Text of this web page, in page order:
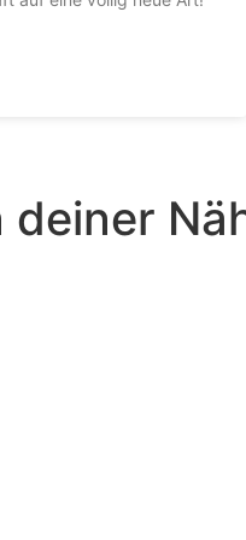
deiner